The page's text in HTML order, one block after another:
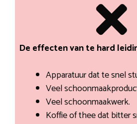
De effecten van te hard
Apparatuur dat te snel
Veel
Veel schoonmaakwerk.
Koffie of thee dat bitter